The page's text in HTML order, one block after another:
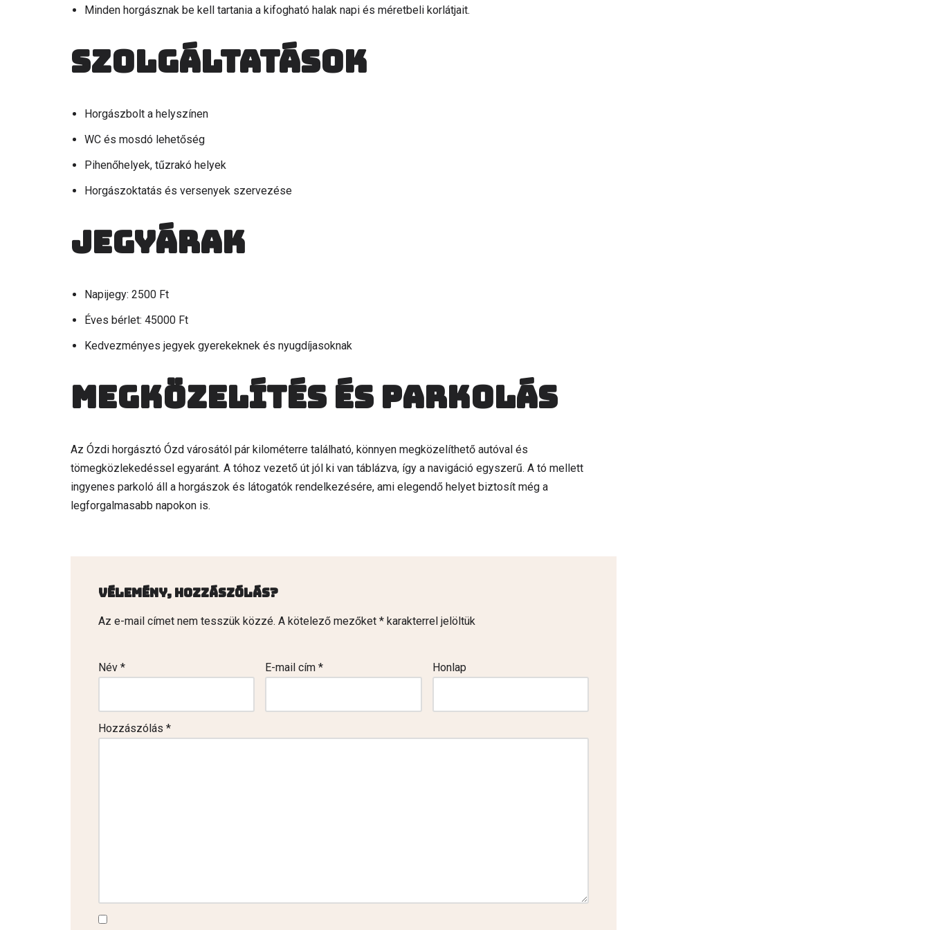
Minden horgásznak be kell tartania a kifogható halak napi és méretbeli korlátjait.
Szolgáltatások
Horgászbolt a helyszínen
WC és mosdó lehetőség
Pihenőhelyek, tűzrakó helyek
Horgászoktatás és versenyek szervezése
Jegyárak
Napijegy: 2500 Ft
Éves bérlet: 45000 Ft
Kedvezményes jegyek gyerekeknek és nyugdíjasoknak
Megközelítés és parkolás
Az Ózdi horgásztó Ózd városától pár kilométerre található, könnyen megközelíthető autóval és
tömegközlekedéssel egyaránt. A tóhoz vezető út jól ki van táblázva, így a navigáció egyszerű. A tó mellett
ingyenes parkoló áll a horgászok és látogatók rendelkezésére, ami elegendő helyet biztosít még a
legforgalmasabb napokon is.
Vélemény, hozzászólás?
Az e-mail címet nem tesszük közzé. A kötelező mezőket * karakterrel jelöltük
Név * E-mail cím* Honlap
Hozzászólás *